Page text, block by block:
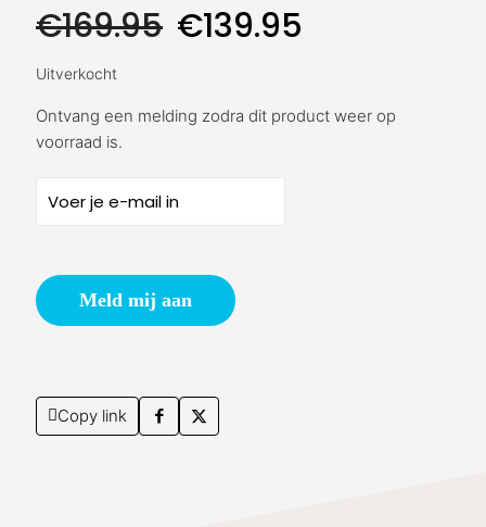
€169.95 Oorspronkelijke
prijs
€169.95.
€139.95
€139.95.
Uitverkocht
Ontvang een melding zodra dit product weer op
voorraad is.
Meld mij aan
Copy link